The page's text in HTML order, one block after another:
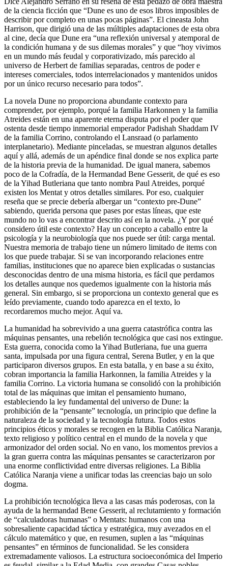
de la ciencia ficción que “Dune es uno de esos libros imposibles de
describir por completo en unas pocas páginas”. El cineasta John
Harrison, que dirigió una de las múltiples adaptaciones de esta obra
al cine, decía que Dune era “una reflexión universal y atemporal de
la condición humana y de sus dilemas morales” y que “hoy vivimos
en un mundo más feudal y corporativizado, más parecido al
universo de Herbert de familias separadas, centros de poder e
intereses comerciales, todos interrelacionados y mantenidos unidos
por un único recurso necesario para todos”.
La novela Dune no proporciona abundante contexto para
comprender, por ejemplo, porqué la familia Harkonnen y la familia
Atreides están en una aparente eterna disputa por el poder que
ostenta desde tiempo inmemorial emperador Padishah Shaddam IV
de la familia Corrino, controlando el Lansraad (o parlamento
interplanetario). Mediante pinceladas, se muestran algunos detalles
aquí y allá, además de un apéndice final donde se nos explica parte
de la historia previa de la humanidad. De igual manera, sabemos
poco de la Cofradía, de la Hermandad Bene Gesserit, de qué es eso
de la Yihad Butleriana que tanto nombra Paul Atreides, porqué
existen los Mentat y otros detalles similares. Por eso, cualquier
reseña que se precie debería albergar un “contexto pre-Dune”
sabiendo, querida persona que pases por estas líneas, que este
mundo no lo vas a encontrar descrito así en la novela. ¿Y por qué
considero útil este contexto? Hay un concepto a caballo entre la
psicología y la neurobiología que nos puede ser útil: carga mental.
Nuestra memoria de trabajo tiene un número limitado de items con
los que puede trabajar. Si se van incorporando relaciones entre
familias, instituciones que no aparece bien explicadas o sustancias
desconocidas dentro de una misma historia, es fácil que perdamos
los detalles aunque nos quedemos igualmente con la historia más
general. Sin embargo, si se proporciona un contexto general que es
leído previamente, cuando todo aparezca en el texto, lo
recordaremos mucho mejor. Aquí va.
La humanidad ha sobrevivido a una guerra catastrófica contra las
máquinas pensantes, una rebelión tecnológica que casi nos extingue.
Esta guerra, conocida como la Yihad Butleriana, fue una guerra
santa, impulsada por una figura central, Serena Butler, y en la que
participaron diversos grupos. En esta batalla, y en base a su éxito,
cobran importancia la familia Harkonnen, la familia Atreides y la
familia Corrino. La victoria humana se consolidó con la prohibición
total de las máquinas que imitan el pensamiento humano,
estableciendo la ley fundamental del universo de Dune: la
prohibición de la “pensante” tecnología, un principio que define la
naturaleza de la sociedad y la tecnología futura. Todos estos
principios éticos y morales se recogen en la Biblia Católica Naranja,
texto religioso y político central en el mundo de la novela y que
armonizador del orden social. No en vano, los momentos previos a
la gran guerra contra las máquinas pensantes se caracterizaron por
una enorme conflictividad entre diversas religiones. La Biblia
Católica Naranja viene a unificar todas las creencias bajo un solo
dogma.
La prohibición tecnológica lleva a las casas más poderosas, con la
ayuda de la hermandad Bene Gesserit, al reclutamiento y formación
de “calculadoras humanas” o Mentats: humanos con una
sobresaliente capacidad táctica y estratégica, muy avezados en el
cálculo matemático y que, en resumen, suplen a las “máquinas
pensantes” en términos de funcionalidad. Se les considera
extremadamente valiosos. La estructura socioeconómica del Imperio